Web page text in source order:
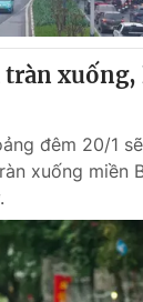
xuống,
đêm 20/1
xuống miền